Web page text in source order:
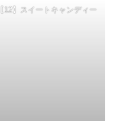
【12】スイートキャンディー